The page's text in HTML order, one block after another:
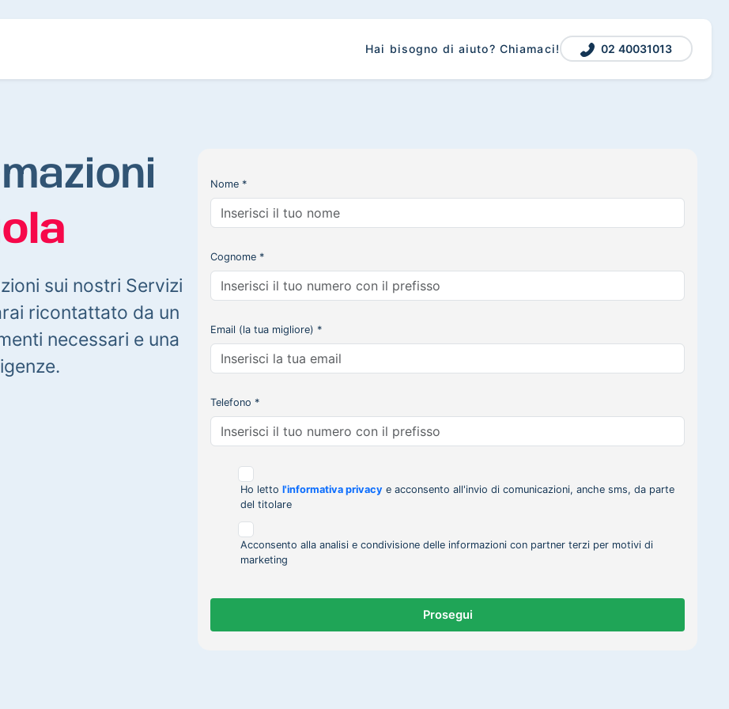
Hai bisogno di aiuto? Chiamaci! 02 40031013
sui nostri Servizi
ricontattato da un
necessari e una
Nome *
Cognome *
Email (la tua migliore) *
Telefono *
Ho letto l'informativa privacy e acconsento all'invio di comunicazioni, anche sms, da parte
del titolare
Acconsento alla analisi e condivisione delle informazioni con partner terzi per motivi di
marketing